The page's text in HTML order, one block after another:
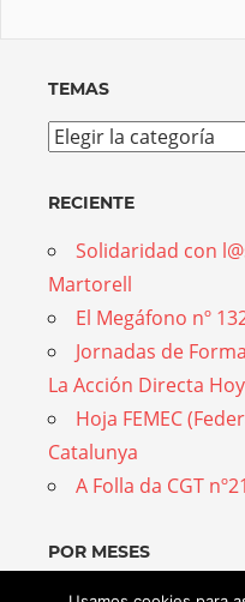
TEMAS
Temas
RECIENTE
Solidaridad con
Martorell
El Megáfono nº
Jornadas de
La Acción Directa Hoy
Hoja FEMEC
Catalunya
A Folla da CGT
POR MESES